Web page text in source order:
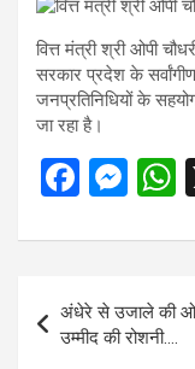
वित्त मंत्री श्री ओपी
सरकार प्रदेश के
जनप्रतिनिधियों के
जा रहा है।
F
ce
b
o
M
se
n
g
s
Post
navigation
अंधेरे से उजाले की
उम्मीद की रोशनी….